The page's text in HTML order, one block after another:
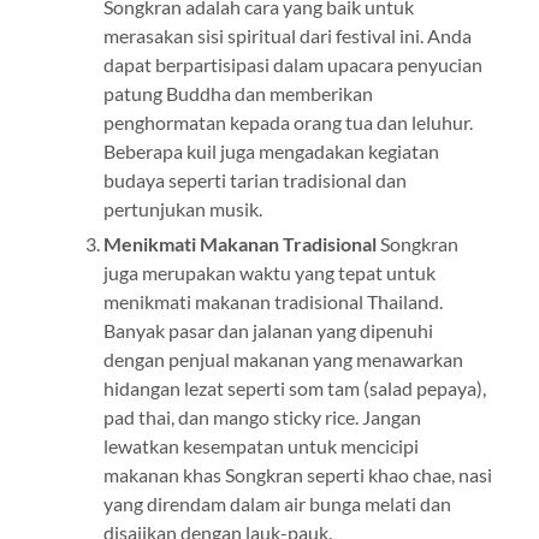
Songkran adalah cara yang baik untuk
merasakan sisi spiritual dari festival ini. Anda
dapat berpartisipasi dalam upacara penyucian
patung Buddha dan memberikan
penghormatan kepada orang tua dan leluhur.
Beberapa kuil juga mengadakan kegiatan
budaya seperti tarian tradisional dan
pertunjukan musik.
Menikmati Makanan TradisionalSongkran
juga merupakan waktu yang tepat untuk
menikmati makanan tradisional Thailand.
Banyak pasar dan jalanan yang dipenuhi
dengan penjual makanan yang menawarkan
hidangan lezat seperti som tam (salad pepaya),
pad thai, dan mango sticky rice. Jangan
lewatkan kesempatan untuk mencicipi
makanan khas Songkran seperti khao chae, nasi
yang direndam dalam air bunga melati dan
disajikan dengan lauk-pauk.